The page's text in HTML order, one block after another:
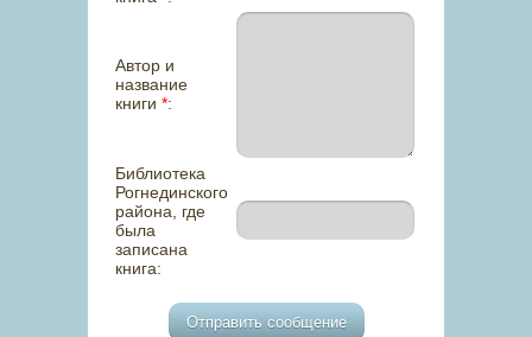
Автор и
название
книги *:
Библиотека
Рогнединского
района, где
была
записана
книга: